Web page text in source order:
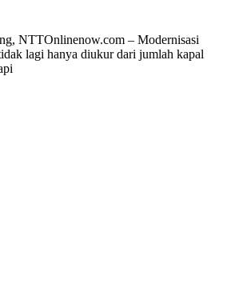
NTTOnlinenow.com – Modernisasi
lagi hanya diukur dari jumlah kapal